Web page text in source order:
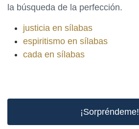
la búsqueda de la perfección.
justicia en sílabas
espiritismo en sílabas
cada en sílabas
¡Sorpréndeme!